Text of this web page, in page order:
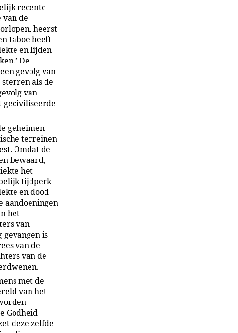
recente
van de
heerst
taboe heeft
en lijden
De
gevolg van
als de
van
geciviliseerde
geheimen
terreinen
Omdat de
bewaard,
het
tijdperk
en dood
aandoeningen
het
van
is
van de
van de
met de
van het
Godheid
deze zelfde